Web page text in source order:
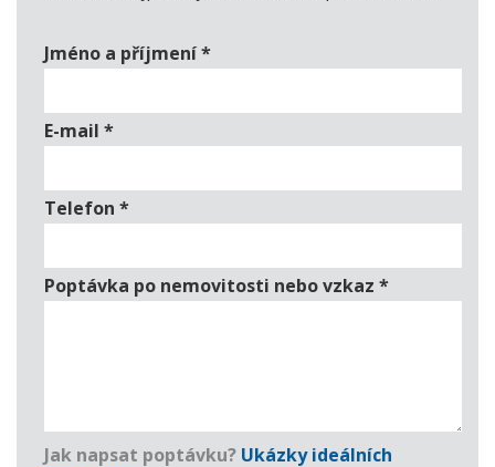
Jméno a příjmení*
E-mail *
Telefon *
Poptávka po nemovitosti nebo vzkaz *
Jak napsat poptávku? Ukázky ideálních